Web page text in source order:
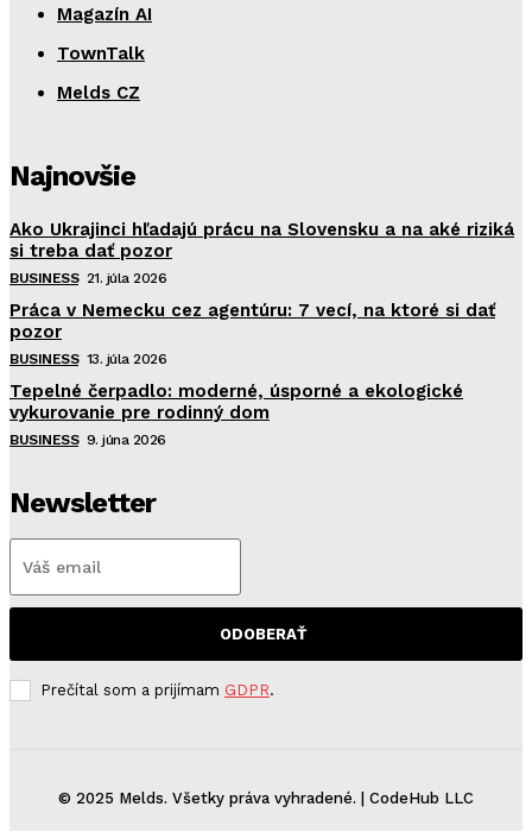
Magazín AI
TownTalk
Melds CZ
Najnovšie
Ako Ukrajinci hľadajú prácu na Slovensku a na aké riziká
si treba dať pozor
BUSINESS 21. júla 2026
Práca v Nemecku cez agentúru: 7 vecí, na ktoré si dať
pozor
BUSINESS 13. júla 2026
Tepelné čerpadlo: moderné, úsporné a ekologické
vykurovanie pre rodinný dom
BUSINESS 9. júna 2026
Newsletter
ODOBERAŤ
Prečítal som a prijímam GDPR.
© 2025 Melds. Všetky práva vyhradené. | CodeHub LLC